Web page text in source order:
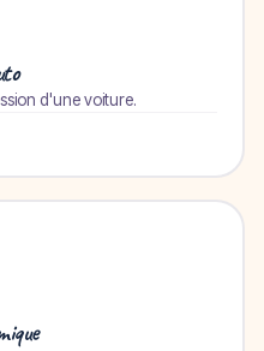
d'une voiture.